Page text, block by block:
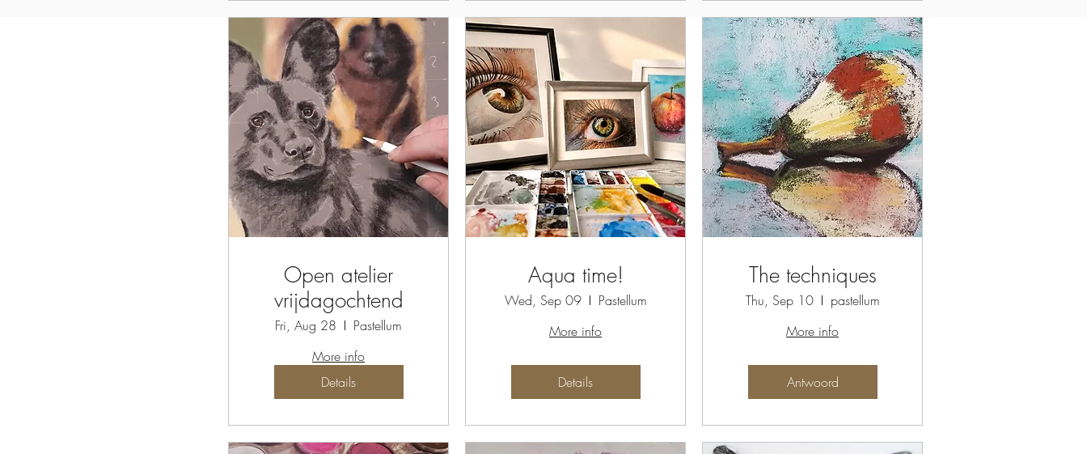
Open atelier
vrijdagochtend
Fri, Aug 28
Pastellum
More info
Details
Aqua time!
Wed, Sep 09
Pastellum
More info
Details
The techniques
Thu, Sep 10
pastellum
More info
Antwoord